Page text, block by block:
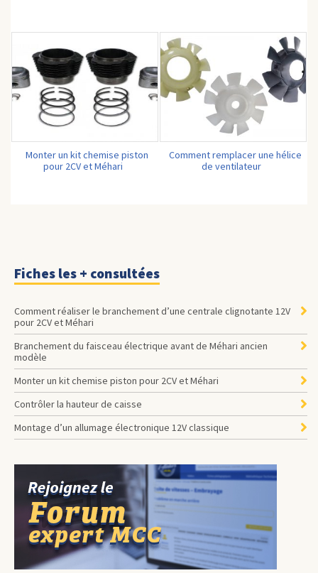
Monter un kit chemise piston
pour 2CV et Méhari
Comment remplacer une hélice
de ventilateur
Fiches les + consultées
Comment réaliser le branchement d’une centrale clignotante 12V
pour 2CV et Méhari
Branchement du faisceau électrique avant de Méhari ancien
modèle
Monter un kit chemise piston pour 2CV et Méhari
Contrôler la hauteur de caisse
Montage d’un allumage électronique 12V classique